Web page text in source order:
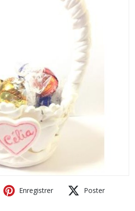
Enregistrer Poster